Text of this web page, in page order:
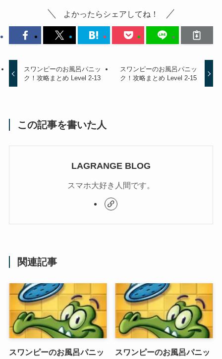
よかったらシェアしてね！
スワンピーのお風呂パニッ
ク！攻略まとめ Level 2-13
スワンピーのお風呂パニッ
ク！攻略まとめ Level 2-15
この記事を書いた人
LAGRANGE BLOG
スマホ大好き人間です。
関連記事
スワンピーのお風呂パニッ
スワンピーのお風呂パニッ